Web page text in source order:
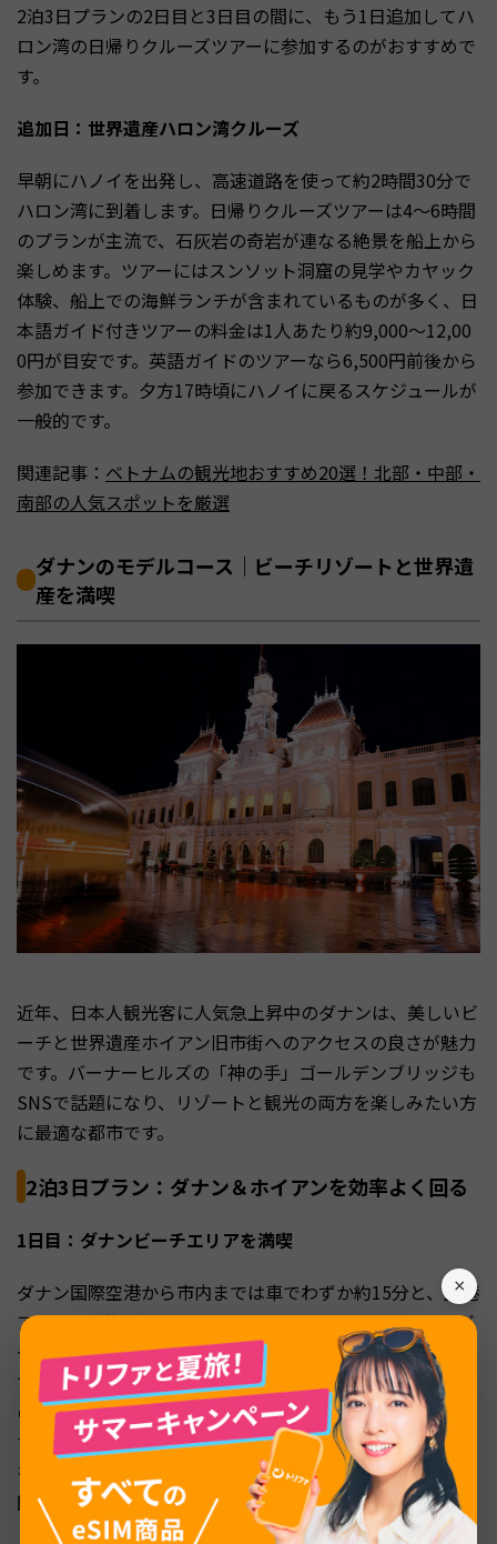
×
2泊3日プランの2日目と3日目の間に、もう1日追加してハ
ロン湾の日帰りクルーズツアーに参加するのがおすすめで
す。
追加日：世界遺産ハロン湾クルーズ
早朝にハノイを出発し、高速道路を使って約2時間30分で
ハロン湾に到着します。日帰りクルーズツアーは4〜6時間
のプランが主流で、石灰岩の奇岩が連なる絶景を船上から
楽しめます。ツアーにはスンソット洞窟の見学やカヤック
体験、船上での海鮮ランチが含まれているものが多く、日
本語ガイド付きツアーの料金は1人あたり約9,000〜12,00
0円が目安です。英語ガイドのツアーなら6,500円前後から
参加できます。夕方17時頃にハノイに戻るスケジュールが
一般的です。
関連記事： ベトナムの観光地おすすめ20選！北部・中部・
南部の人気スポットを厳選
ダナンのモデルコース｜ビーチリゾートと世界遺
産を満喫
近年、日本人観光客に人気急上昇中のダナンは、美しいビ
ーチと世界遺産ホイアン旧市街へのアクセスの良さが魅力
です。バーナーヒルズの「神の手」ゴールデンブリッジも
SNSで話題になり、リゾートと観光の両方を楽しみたい方
に最適な都市です。
2泊3日プラン：ダナン＆ホイアンを効率よく回る
1日目：ダナンビーチエリアを満喫
ダナン国際空港から市内までは車でわずか約15分と、空港
アクセスが抜群です。ホテルにチェックイン後、ミーケビ
ーチでリゾート気分を味わいましょう。約10kmにわたっ
て続く白砂のビーチは、2005年にフォーブス誌が「世界
の魅力的なビーチ6選」に選出したことでも知られていま
す。夕方には五行山（マーブルマウンテン）に登って夕日
を眺めるのもおすすめです（入場料40,000ドン＝約240
円）。夜はハン川沿いのレストランで海鮮料理を楽しみま
しょう。